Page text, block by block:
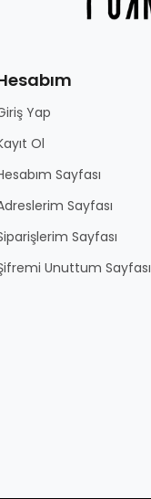
Yap
Ol
Sayfası
Sayfası
Sayfası
Unuttum Sayfası